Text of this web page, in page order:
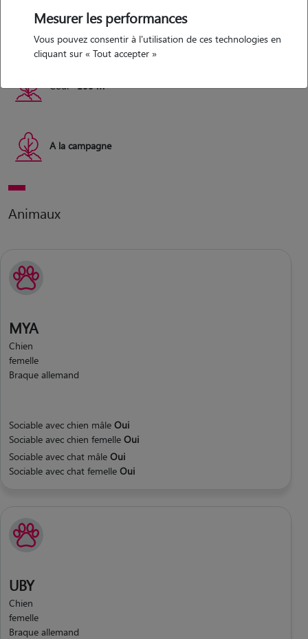
Maison 100 m²
Cour 100 m²
A la campagne
Animaux
MYA
Chien
femelle
Braque allemand
Sociable avec chien mâle Oui
Sociable avec chien femelle Oui
Sociable avec chat mâle Oui
Sociable avec chat femelle Oui
UBY
Chien
femelle
Braque allemand
Mesurer les performances
Vous pouvez consentir à l'utilisation de ces technologies en
cliquant sur « Tout accepter »